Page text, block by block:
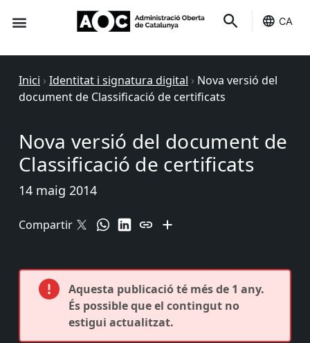
CA
Inici › Identitat i signatura digital › Nova versió del
document de Classificació de certificats
Nova versió del document de
Classificació de certificats
14 maig 2014
Compartir
Aquesta publicació té més de 1 any.
És possible que el contingut no
estigui actualitzat.